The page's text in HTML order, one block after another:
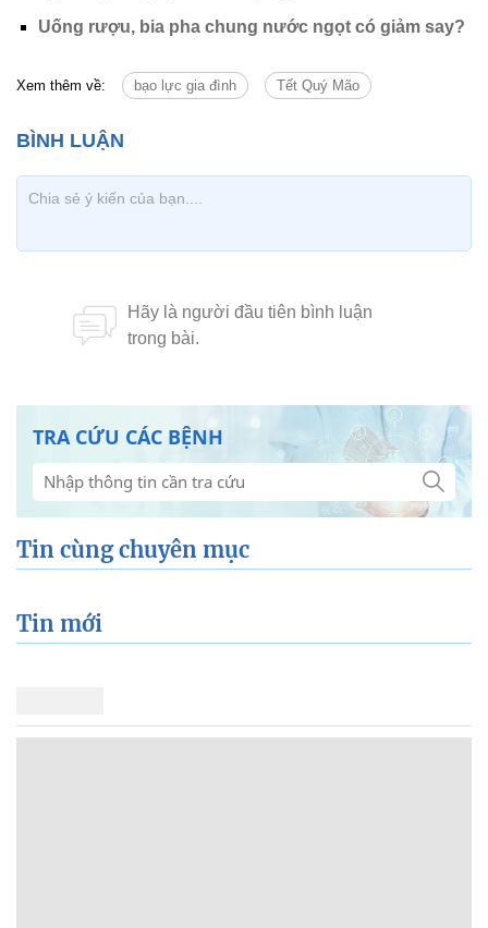
Uống rượu, bia pha chung nước ngọt có giảm say?
Xem thêm về: bạo lực gia đình Tết Quý Mão
TRA CỨU CÁC BỆNH
Tin cùng chuyên mục
Tin mới